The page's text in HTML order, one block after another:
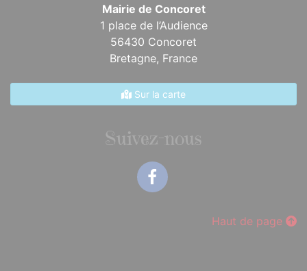
Mairie de Concoret
1 place de l’Audience
56430 Concoret
Bretagne, France
Sur la carte
Suivez-nous
Haut de page